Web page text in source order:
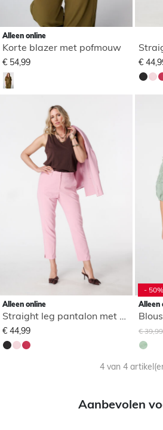
Alleen online
Korte blazer met pofmouw
€ 54,99 €
Alleen online
€ 44,99
- 50%
Alleen
€
4 van 4
Aanbevolen